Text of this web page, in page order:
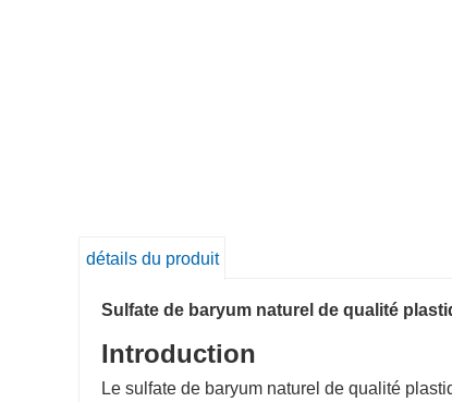
détails du produit
Sulfate de baryum naturel de qualité
Introduction
Le sulfate de baryum naturel de qualité